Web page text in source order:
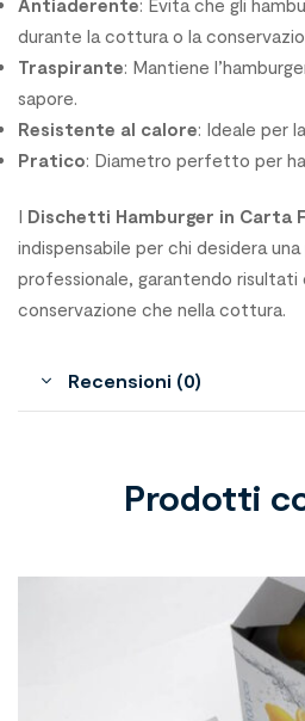
Antiaderente: Evita che gli
durante la cottura o la
Traspirante: Mantiene
sapore.
Resistente al calore: Ideale per
Pratico: Diametro perfetto per
I Dischetti Hamburger in Carta
indispensabile per chi desidera
professionale, garantendo risultati
conservazione che nella cottura.
Recensioni (0)
Prodotti